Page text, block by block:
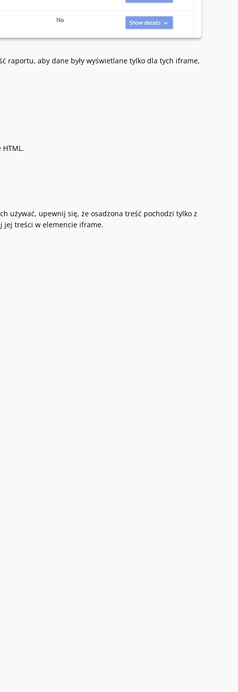
raportu, aby dane były wyświetlane tylko dla tych iframe,
używać, upewnij się, że osadzona treść pochodzi tylko z
jej treści w elemencie iframe.